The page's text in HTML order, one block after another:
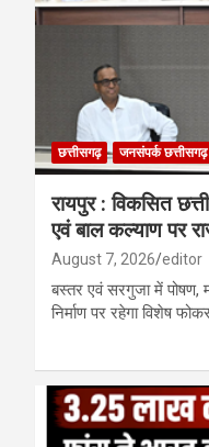
छत्तीसगढ़ जनसंपर्क छत्तीसगढ़
रायपुर : विकसित
एवं बाल कल्याण पर
August 7, 2026 editor
बस्तर एवं सरगुजा में पोषण,
निर्माण पर रहेगा विशेष